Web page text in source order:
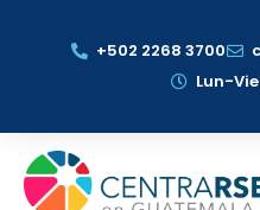
+502 2268 3700
Lun-